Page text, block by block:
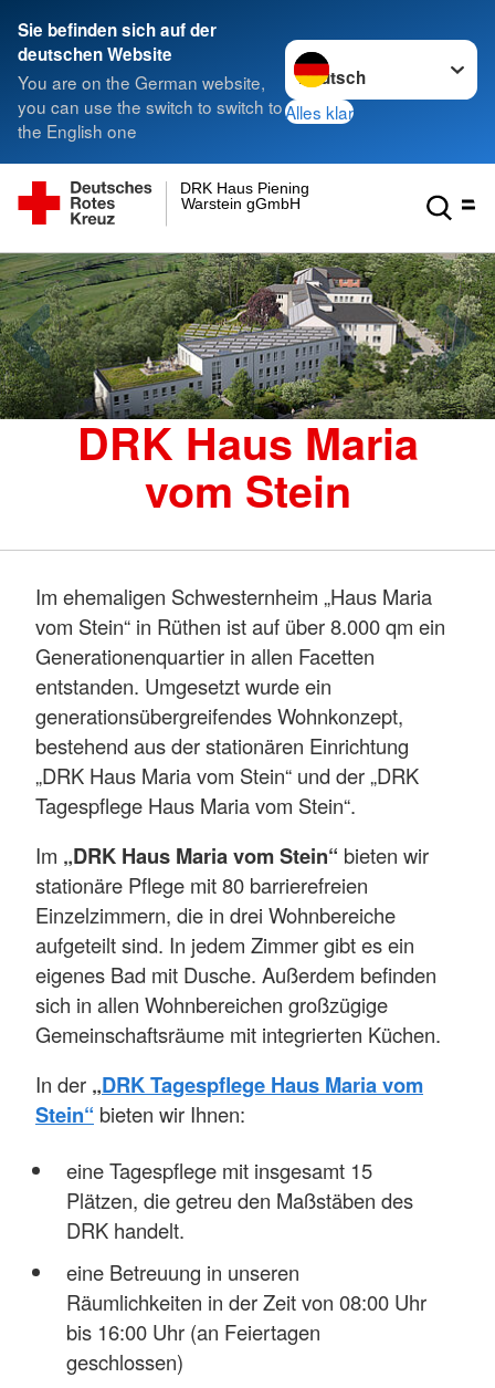
Sie befinden sich auf der
deutschen Website
You are on the German website,
you can use the switch to switch to
the English one
Sprache wechseln zu
Alles klar
Warstein gGmbH
DRK Haus Piening
DRK Haus Maria
vom Stein
Im ehemaligen Schwesternheim „Haus Maria
vom Stein“ in Rüthen ist auf über 8.000 qm ein
Generationenquartier in allen Facetten
entstanden. Umgesetzt wurde ein
generationsübergreifendes Wohnkonzept,
bestehend aus der stationären Einrichtung
„DRK Haus Maria vom Stein“ und der „DRK
Tagespflege Haus Maria vom Stein“.
Im „DRK Haus Maria vom Stein“ bieten wir
stationäre Pflege mit 80 barrierefreien
Einzelzimmern, die in drei Wohnbereiche
aufgeteilt sind. In jedem Zimmer gibt es ein
eigenes Bad mit Dusche. Außerdem befinden
sich in allen Wohnbereichen großzügige
Gemeinschaftsräume mit integrierten Küchen.
In der „DRK Tagespflege Haus Maria vom
Stein“ bieten wir Ihnen:
eine Tagespflege mit insgesamt 15
Plätzen, die getreu den Maßstäben des
DRK handelt.
eine Betreuung in unseren
Räumlichkeiten in der Zeit von 08:00 Uhr
bis 16:00 Uhr (an Feiertagen
geschlossen)